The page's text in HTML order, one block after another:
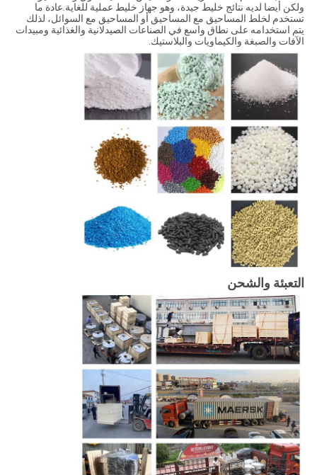
ولكن أيضا لديه نتائج خليط جيدة، وهو جهاز خليط عملية للغاية.عادة ما
تستخدم لخلط المساحيق مع المساحيق أو المساحيق مع السوائل، لذلك
يتم استخدامه على نطاق واسع في الصناعات الصيدلانية والغذائية ومبيدات
الآفات والصبغة والكيماويات والبلاستيك.
التعبئة والشحن